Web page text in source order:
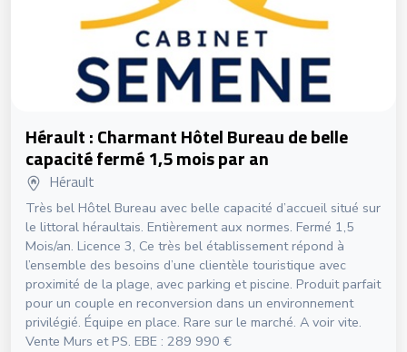
Hérault : Charmant Hôtel Bureau de belle
capacité fermé 1,5 mois par an
Hérault
Très bel Hôtel Bureau avec belle capacité d’accueil situé sur
le littoral héraultais. Entièrement aux normes. Fermé 1,5
Mois/an. Licence 3, Ce très bel établissement répond à
l’ensemble des besoins d’une clientèle touristique avec
proximité de la plage, avec parking et piscine. Produit parfait
pour un couple en reconversion dans un environnement
privilégié. Équipe en place. Rare sur le marché. A voir vite.
Vente Murs et PS. EBE : 289 990 €